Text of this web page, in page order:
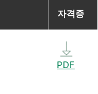
자격증
PDF